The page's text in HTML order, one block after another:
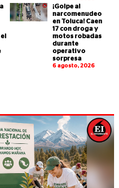
¡Golpe al
narcomenudeo
en Toluca! Caen
17 con droga y
motos robadas
durante
operativo
sorpresa
6 agosto, 2026